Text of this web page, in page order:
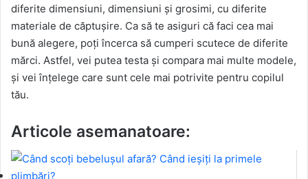
diferite dimensiuni, dimensiuni și grosimi, cu diferite
materiale de căptușire. Ca să te asiguri că faci cea mai
bună alegere, poți încerca să cumperi scutece de diferite
mărci. Astfel, vei putea testa și compara mai multe modele,
și vei înțelege care sunt cele mai potrivite pentru copilul
tău.
Articole asemanatoare: